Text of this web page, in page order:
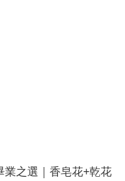
業之選｜香皂花+乾花